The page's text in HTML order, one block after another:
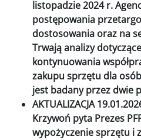
listopadzie 2024 r.
postępowania
dostosowania oraz na
Trwają analizy
kontynuowania
zakupu sprzętu dla
jest badany przez dwie
AKTUALIZACJA
Krzywoń pyta Prezes
wypożyczenie sprzętu i